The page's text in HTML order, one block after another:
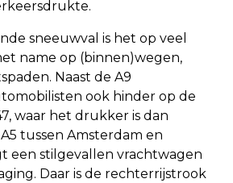
sneeuwval is het op veel
name op (binnen)wegen,
Naast de A9
ook hinder op de
waar het drukker is dan
tussen Amsterdam en
een stilgevallen vrachtwagen
Daar is de rechterrijstrook